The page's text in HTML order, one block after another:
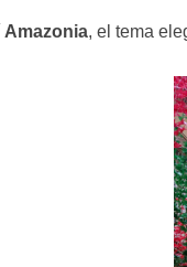
Amazonia, el tema